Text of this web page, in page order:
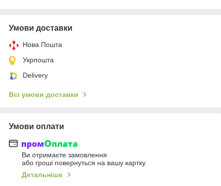
Умови доставки
Нова Пошта
Укрпошта
Delivery
Всі умови доставки
Умови оплати
Ви отримаєте замовлення
або гроші повернуться на вашу картку
Детальніше